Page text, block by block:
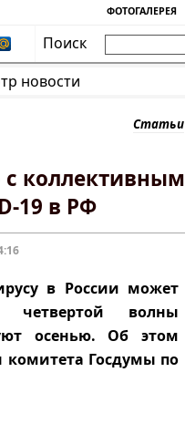
ФОТОГАЛЕРЕЯ
Поиск
новости
Статьи
коллективным
19 в РФ
в России может
волны
осенью. Об этом
комитета Госдумы по